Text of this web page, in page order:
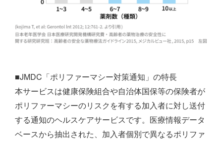
■JMDC「ポリファーマシー対策通知」の特長
本サービスは健康保険組合や自治体国保等の保険者が
ポリファーマシーのリスクを有する加入者に対し送付
する通知のヘルスケアサービスです。医療情報データ
ベースから抽出された、加入者個別で異なるポリファ